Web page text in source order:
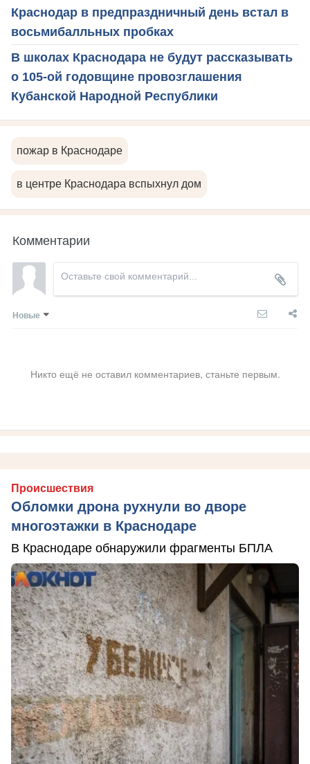
Краснодар в предпраздничный день встал в
восьмибалльных пробках
В школах Краснодара не будут рассказывать
о 105-ой годовщине провозглашения
Кубанской Народной Республики
пожар в Краснодаре
в центре Краснодара вспыхнул дом
Комментарии
Новые
Никто ещё не оставил комментариев, станьте первым.
Происшествия
Обломки дрона рухнули во дворе
многоэтажки в Краснодаре
В Краснодаре обнаружили фрагменты БПЛА